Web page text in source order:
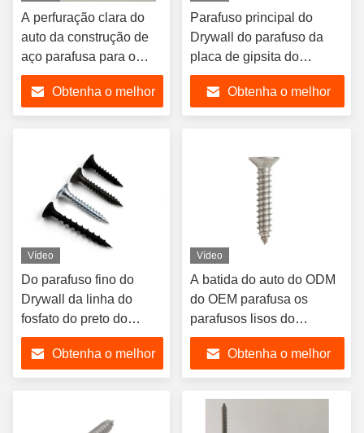
A perfuração clara do
auto da construção de
aço parafusa para o
telhado da construção
do SCR de Tek das
casas/recipientes da
construção de aço
Obtenha o melhor
Parafuso principal do
Drywall do parafuso da
placa de gipsita do
cornetim do fosfato do
preto da linha
Obtenha o melhor
Vídeo
Do parafuso fino do
Drywall da linha do
fosfato do preto do
parafuso do auto
parafuso preto de batida
do Drywall
Obtenha o melhor
Vídeo
A batida do auto do ODM
do OEM parafusa os
parafusos lisos do
fechamento de 120 graus
Obtenha o melhor